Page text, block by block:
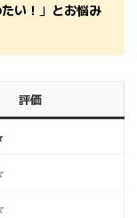
い！ 」 とお悩み
評価